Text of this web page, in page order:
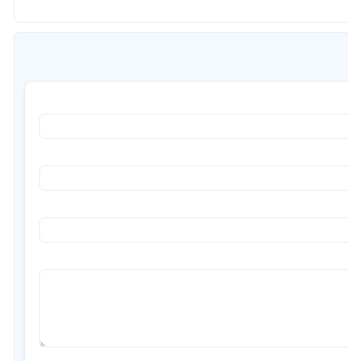
العمل، بطاقة الهوية الإماراتية، جواز السفر، التأشيرة ورخصة القيادة)